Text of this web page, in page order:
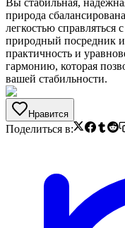
природа
легкостью
природный посредник
практичность и
гармонию, которая
вашей стабильности.
Нравится
Поделиться в: